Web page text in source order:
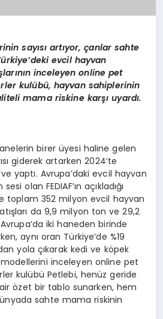
sayısı artıyor, çanlar sahte
evcil hayvan
inceleyen online pet
kulübü, hayvan sahiplerinin
mama riskine karşı uyardı.
birer üyesi haline gelen
giderek artarken 2024’te
yaptı. Avrupa’daki evcil hayvan
olan FEDIAF’ın açıkladığı
toplam 352 milyon evcil hayvan
da 9,9 milyon ton ve 29,2
iki haneden birinde
aynı oran Türkiye’de %19
yola çıkarak kedi ve köpek
inceleyen online pet
kulübü Petlebi, henüz geride
özet bir tablo sunarken, hem
sahte mama riskinin